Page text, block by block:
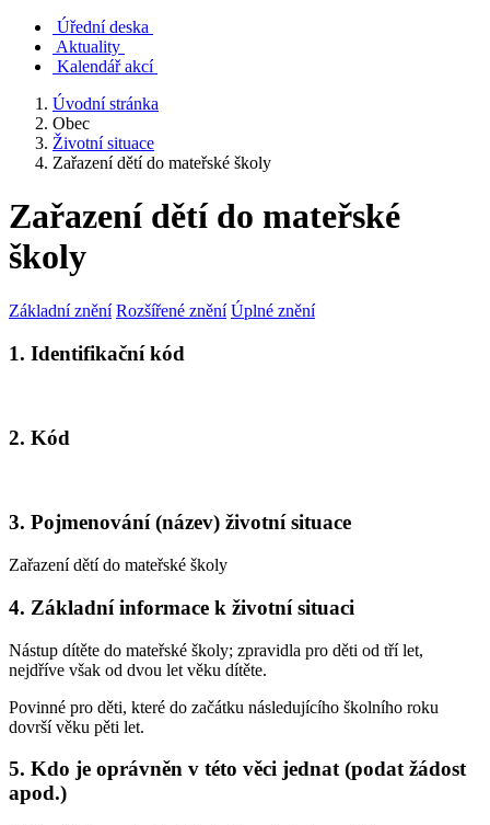
Úřední deska
Aktuality
Kalendář akcí
Úvodní stránka
Obec
Životní situace
Zařazení dětí do mateřské školy
Zařazení dětí do mateřské
školy
Základní znění Rozšířené znění Úplné znění
1. Identifikační kód
2. Kód
3. Pojmenování (název) životní situace
Zařazení dětí do mateřské školy
4. Základní informace k životní situaci
Nástup dítěte do mateřské školy; zpravidla pro děti od tří let,
nejdříve však od dvou let věku dítěte.
Povinné pro děti, které do začátku následujícího školního roku
dovrší věku pěti let.
5. Kdo je oprávněn v této věci jednat (podat žádost
apod.)